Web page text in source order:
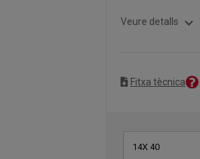
Veure detalls expand_more
Fitxa tècnica
14X 40